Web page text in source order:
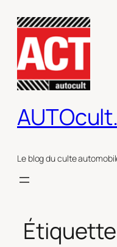
contenu
Le blog du culte